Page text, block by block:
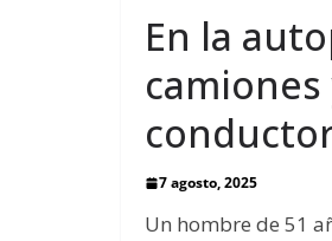
En la
7 agosto, 2025
Un hombre de 51